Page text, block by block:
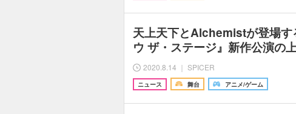
天上天下とAlchemistが登場
ウ ザ・ステージ』新作公演の
2020.8.14 ｜ SPICER
ニュース 舞台 アニメ/ゲーム